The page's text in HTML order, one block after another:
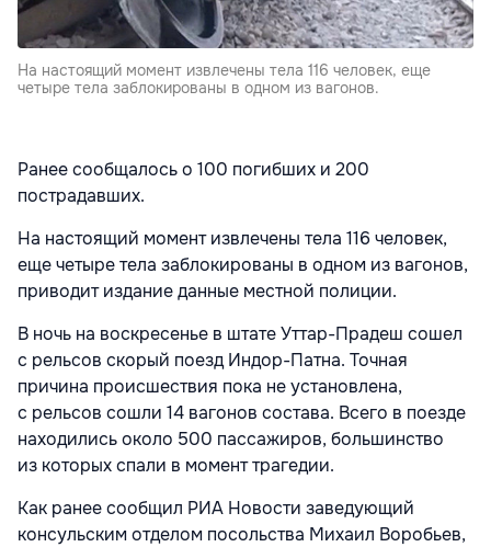
На настоящий момент извлечены тела 116 человек, еще
четыре тела заблокированы в одном из вагонов.
Ранее сообщалось о 100 погибших и 200
пострадавших.
На настоящий момент извлечены тела 116 человек,
еще четыре тела заблокированы в одном из вагонов,
приводит издание данные местной полиции.
В ночь на воскресенье в штате Уттар-Прадеш сошел
с рельсов скорый поезд Индор-Патна. Точная
причина происшествия пока не установлена,
с рельсов сошли 14 вагонов состава. Всего в поезде
находились около 500 пассажиров, большинство
из которых спали в момент трагедии.
Как ранее сообщил РИА Новости заведующий
консульским отделом посольства Михаил Воробьев,